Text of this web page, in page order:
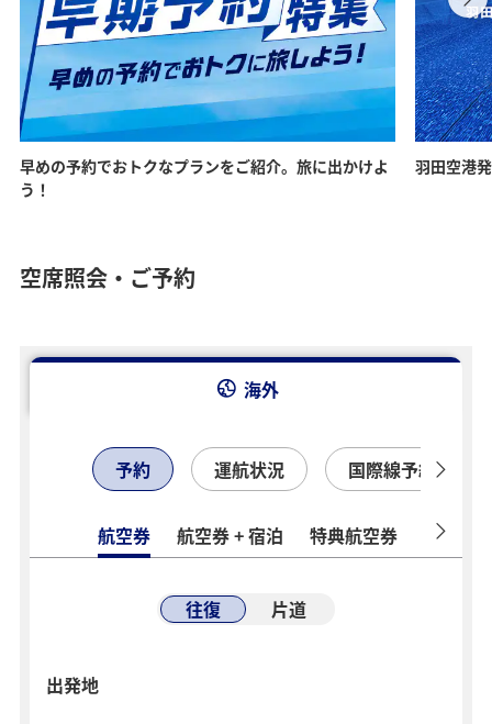
早めの予約でおトクなプランをご紹介。旅に出かけよ
う！
羽田空港
空席照会・ご予約
海外
予約 運航状況 国際線予約確認
航空券 航空券 + 宿泊 特典航空券 ホテル
往復 片道
出発地